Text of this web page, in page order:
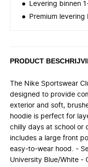
Levering binnen
Premium
PRODUCT
The Nike Sportswear
designed to provide
exterior and soft,
hoodie is perfect for
chilly days at school or
includes a large front
easy-to-wear hood. -
University Blue/White -